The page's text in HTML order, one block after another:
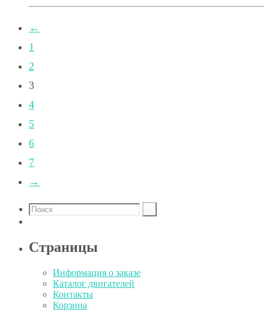
←
1
2
3
4
5
6
7
→
Страницы
Информация о заказе
Каталог двигателей
Контакты
Корзина